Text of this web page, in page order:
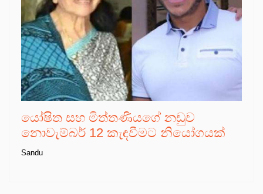
යෝෂිත සහ මිත්තණියගේ නඩුව
නොවැම්බර් 12 කැඳවීමට නියෝගයක්
Sandu